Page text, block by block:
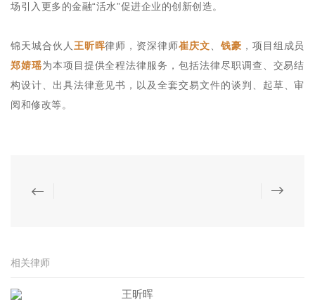
场引入更多的金融“活水”促进企业的创新创造。
锦天城合伙人 王昕晖律师，资深律师崔庆文 钱豪 ，项目组成员
郑婧瑶为本项目提供全程法律服务，包括法律尽职调查、交易结
构设计、出具法律意见书，以及全套交易文件的谈判、起草、审
阅和修改等。
相关律师
王昕晖